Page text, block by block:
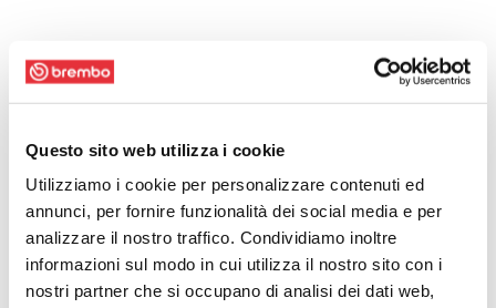
Questo sito web utilizza i cookie
Utilizziamo i cookie per personalizzare contenuti ed
annunci, per fornire funzionalità dei social media e per
analizzare il nostro traffico. Condividiamo inoltre
informazioni sul modo in cui utilizza il nostro sito con i
nostri partner che si occupano di analisi dei dati web,